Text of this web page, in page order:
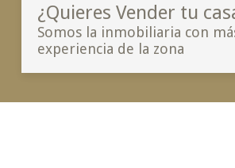
¿Quieres Vender tu
Somos la inmobiliaria con
experiencia de la zona